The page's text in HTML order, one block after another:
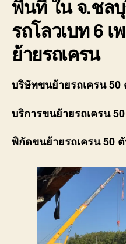
พื้นที่ ใน จ.ชล
รถโลวเบท 6
ย้ายรถเครน
บริษัทขนย้ายรถเครน 50
บริการขนย้ายรถเครน
พิกัดขนย้ายรถเครน 50